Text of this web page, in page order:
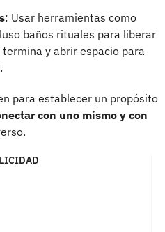
: Usar herramientas como
baños rituales para liberar
y abrir espacio para
para establecer un propósito
con uno mismo y con